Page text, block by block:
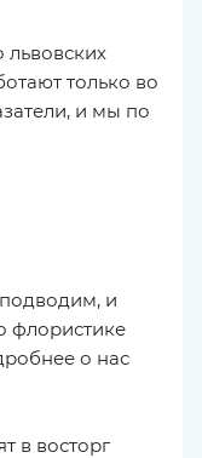
львовских
только во
и мы по
и
флористике
о нас
в восторг